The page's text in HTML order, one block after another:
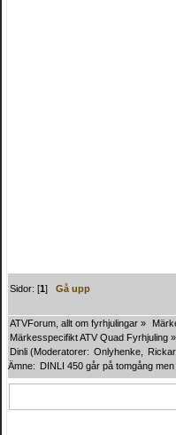
Sidor: [1]Gå upp
ATVForum, allt om fyrhjulingar »
Märkesspecifikt ATV Quad Fyrhjuling »
Dinli (Moderatorer: Onlyhenke
Ämne: DINLI 450 går på tomgång